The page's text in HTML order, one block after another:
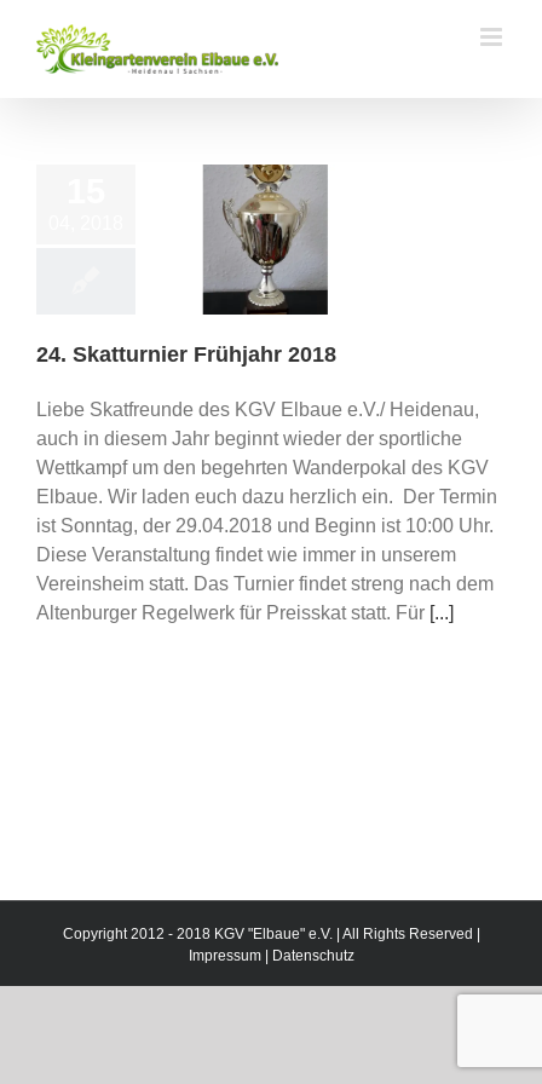
Inhalt
springen
24. Skatturnier Frühjahr 2018
Liebe Skatfreunde des KGV Elbaue e.V./ Heidenau,
auch in diesem Jahr beginnt wieder der sportliche
Wettkampf um den begehrten Wanderpokal des KGV
Elbaue. Wir laden euch dazu herzlich ein. Der Termin
ist Sonntag, der 29.04.2018 und Beginn ist 10:00 Uhr.
Diese Veranstaltung findet wie immer in unserem
Vereinsheim statt. Das Turnier findet streng nach dem
Altenburger Regelwerk für Preisskat statt. Für [...]
Copyright 2012 - 2018 KGV "Elbaue" e.V. | All Rights Reserved |
Impressum| Datenschutz